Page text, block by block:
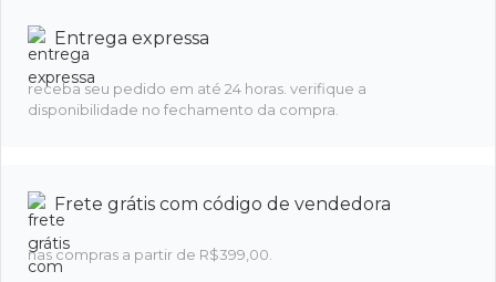
Entrega expressa
receba seu pedido em até 24 horas. verifique a
disponibilidade no fechamento da compra.
Frete grátis com código de vendedora
nas compras a partir de R$399,00.